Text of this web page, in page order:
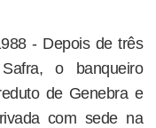
- Depois de três
o banqueiro
de Genebra e
com sede na